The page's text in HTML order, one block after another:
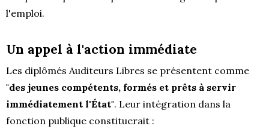
l'emploi.
Un appel à l'action immédiate
Les diplômés Auditeurs Libres se présentent comme
"des jeunes compétents, formés et prêts à servir
immédiatement l'État". Leur intégration dans la
fonction publique constituerait :